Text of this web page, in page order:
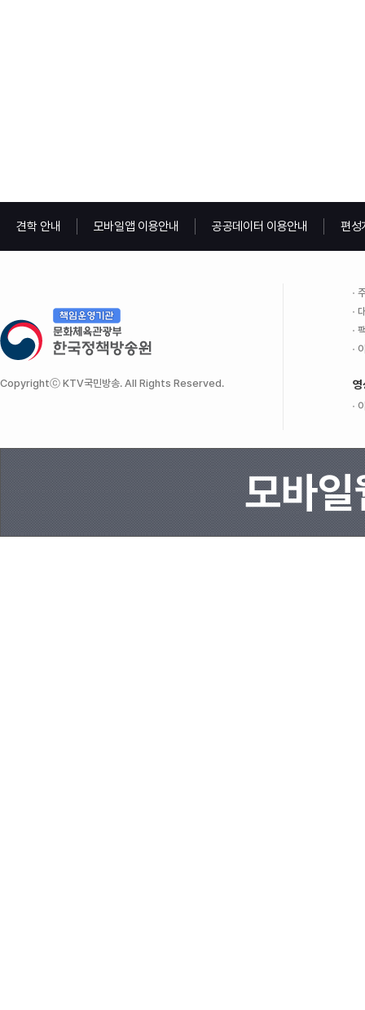
견학 안내 모바일앱 이용안내 공공데이터 이용안내 편성
Copyrightⓒ KTV국민방송. All Rights Reserved. 영
모바